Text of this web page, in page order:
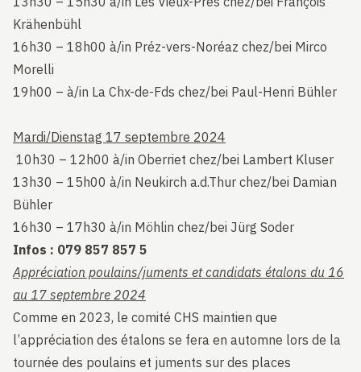
Krähenbühl
16h30 – 18h00 à/in Préz-vers-Noréaz chez/bei Mirco
Morelli
19h00 – à/in La Chx-de-Fds chez/bei Paul-Henri Bühler
Mardi/Dienstag 17 septembre 2024
10h30 – 12h00 à/in Oberriet chez/bei Lambert Kluser
13h30 – 15h00 à/in Neukirch a.d.Thur chez/bei Damian
Bühler
16h30 – 17h30 à/in Möhlin chez/bei Jürg Soder
Infos : 079 857 857 5
Appréciation poulains/juments et candidats étalons du 16
au 17 septembre 2024
Comme en 2023, le comité CHS maintien que
l’appréciation des étalons se fera en automne lors de la
tournée des poulains et juments sur des places